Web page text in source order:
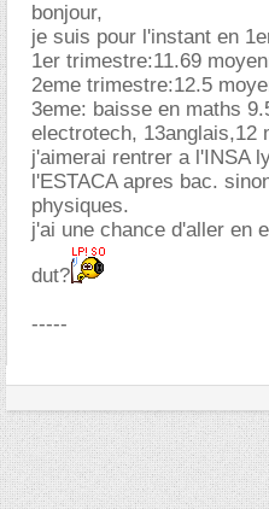
bonjour,
je suis pour l'instant en
1er trimestre:11.69
2eme trimestre:12.5
3eme: baisse en maths
electrotech, 13anglais,12
j'aimerai rentrer a l'INSA
l'ESTACA apres bac.
physiques.
j'ai une chance d'aller en
dut?
-----